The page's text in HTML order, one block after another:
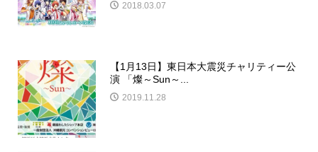
2018.03.07
【1月13日】東日本大震災チャリティー公
演 「燦～Sun～...
2019.11.28